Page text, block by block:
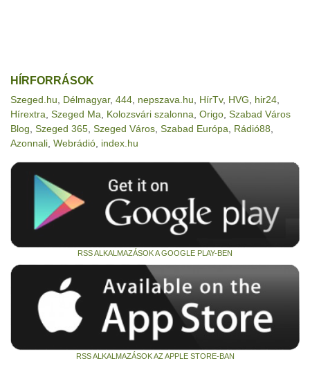
HÍRFORRÁSOK
Szeged.hu Délmagyar, 444 nepszava.hu HírTv, HVG hir24
Hírextra Szeged Ma Kolozsvári szalonna Origo Szabad Város
Blog Szeged 365 Szeged Város Szabad Európa Rádió88
Azonnali Webrádió index.hu
RSS ALKALMAZÁSOK A GOOGLE PLAY-BEN
RSS ALKALMAZÁSOK AZ APPLE STORE-BAN